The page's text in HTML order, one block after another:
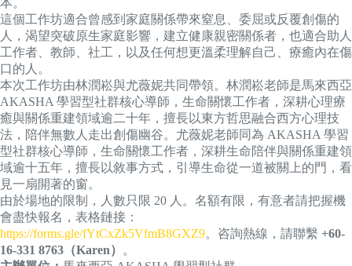
本。
這個工作坊適合曾感到家庭關係帶來窒息、委屈或反覆創傷的
人，渴望突破原生家庭影響，建立健康親密關係者，也適合助人
工作者、教師、社工，以及任何想更溫柔理解自己、療癒內在傷
口的人。
本次工作坊由林潤崧與尤薇妮共同帶領。林潤崧老師是馬來西亞
AKASHA 學習型社群核心導師，生命關懷工作者，深耕心理療
癒與關係重建領域逾二十年，擅長以東方哲思融合西方心理技
法，陪伴無數人走出創傷幽谷。尤薇妮老師同為 AKASHA 學習
型社群核心導師，生命關懷工作者，深耕生命陪伴與關係重建領
域逾十五年，擅長以敘事方式，引導生命從一道被關上的門，看
見一扇開著的窗。
由於場地的限制，人數只限 20 人。名額有限，有意者請把握機
會盡快報名，表格鏈接：
https://forms.gle/fYtCxZk5VfmB8GXZ9。咨詢熱線，請聯繫 +60-
16-331 8763（Karen）
。